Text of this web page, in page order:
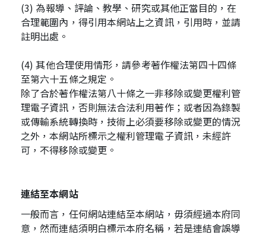
(3) 為報導、評論、教學、研究或其他正當目的，在
合理範圍內，得引用本網站上之資訊，引用時，並請
註明出處。
(4) 其他合理使用情形，請參考著作權法第四十四條
至第六十五條之規定。
除了合於著作權法第八十條之一非移除或變更權利管
理電子資訊，否則無法合法利用著作；或者因為錄製
或傳輸系統轉換時，技術上必須要移除或變更的情況
之外，本網站所標示之權利管理電子資訊，未經許
可，不得移除或變更。
連結至本網站
一般而言，任何網站連結至本網站，毋須經過本府同
意，然而連結須明白標示本府名稱，若是連結會誤導